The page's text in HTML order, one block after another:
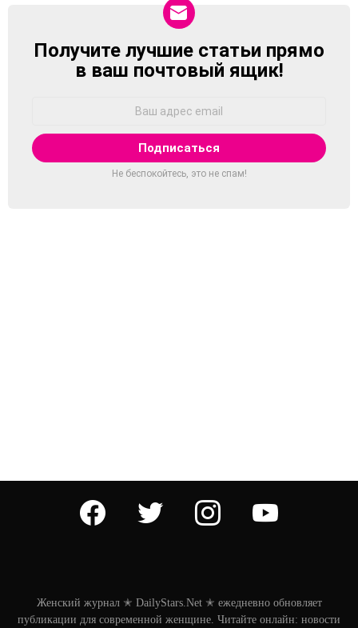
NEWSLETTER
Получите лучшие статьи прямо
в ваш почтовый ящик!
Не беспокойтесь, это не спам!
facebook twitter instagram youtube
Женский журнал ✭ DailyStars.Net ✭ ежедневно обновляет
публикации для современной женщине. Читайте онлайн: новости